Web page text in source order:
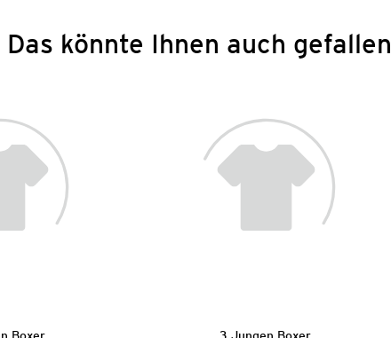
Das könnte Ihnen auch gefallen